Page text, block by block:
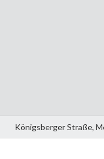
Königsberger Straße,